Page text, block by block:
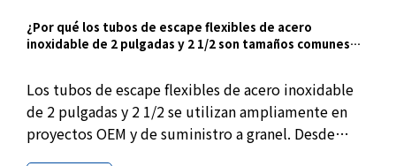
¿Por qué los tubos de escape flexibles de acero
inoxidable de 2 pulgadas y 2 1/2 son tamaños comunes
Los tubos de escape flexibles de acero inoxidable
de 2 pulgadas y 2 1/2 se utilizan ampliamente en
proyectos OEM y de suministro a granel. Desde